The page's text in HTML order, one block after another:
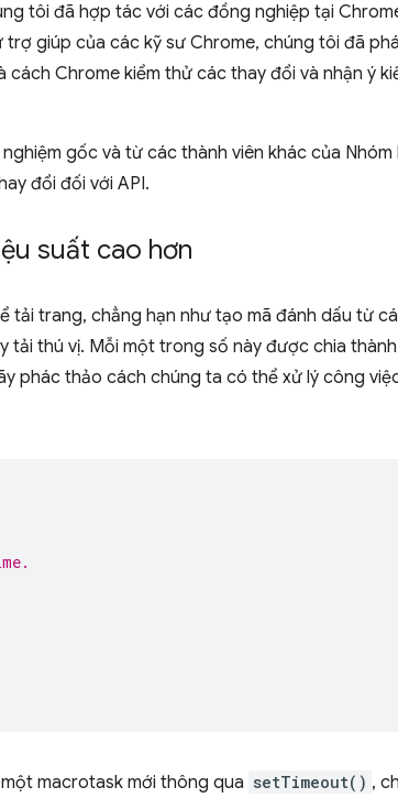
tôi đã hợp tác với các đồng nghiệp tại
giúp của các kỹ sư Chrome, chúng tôi đã
cách Chrome kiểm thử các thay đổi và nhận ý
gốc và từ các thành viên khác của Nhóm
đổi đối với API.
suất cao hơn
tải trang, chẳng hạn như tạo mã đánh dấu từ
tải thú vị. Mỗi một trong số này được chia
phác thảo cách chúng ta có thể xử lý công
macrotask mới thông qua setTimeout() ,